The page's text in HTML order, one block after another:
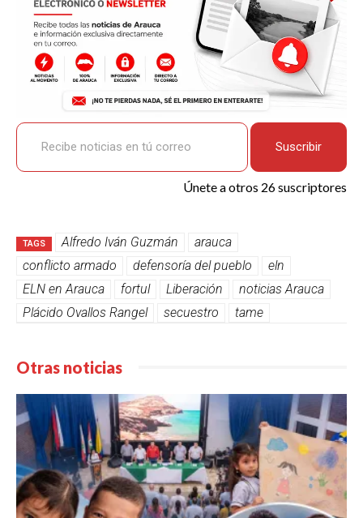
Recibe noticias en tú correo
Suscribir
Únete a otros 26 suscriptores
TAGS Alfredo Iván Guzmán
arauca
conflicto armado
defensoría del pueblo
eln
ELN en Arauca
fortul Liberación
noticias Arauca
Plácido Ovallos Rangel
secuestro tame
Otras noticias